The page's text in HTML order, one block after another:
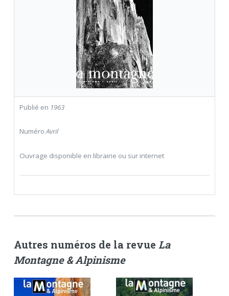
Publié en 1963
NuméroAvril
Ouvrage disponible en librairie ou sur internet
Autres numéros de la revue La
Montagne & Alpinisme